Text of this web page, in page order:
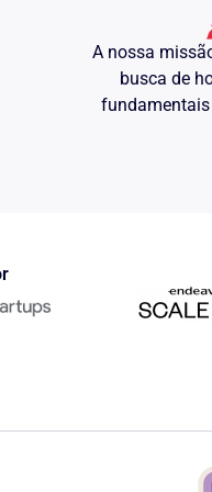
e honorários
direito admitidas,
sob pena de confissão,
expedição de
para a elucidação do
A nossa
busca de
fundamentais